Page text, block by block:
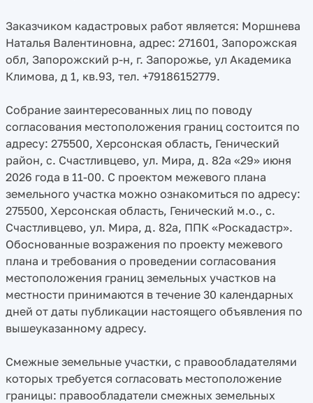
Заказчиком кадастровых работ является: Моршнева
Наталья Валентиновна, адрес: 271601, Запорожская
обл, Запорожский р-н, г. Запорожье, ул Академика
Климова, д 1, кв.93, тел. +79186152779.
Собрание заинтересованных лиц по поводу
согласования местоположения границ состоится по
адресу: 275500, Херсонская область, Генический
район, с. Счастливцево, ул. Мира, д. 82а «29» июня
2026 года в 11-00. С проектом межевого плана
земельного участка можно ознакомиться по адресу:
275500, Херсонская область, Генический м.о., с.
Счастливцево, ул. Мира, д. 82а, ППК «Роскадастр».
Обоснованные возражения по проекту межевого
плана и требования о проведении согласования
местоположения границ земельных участков на
местности принимаются в течение 30 календарных
дней от даты публикации настоящего объявления по
вышеуказанному адресу.
Смежные земельные участки, с правообладателями
которых требуется согласовать местоположение
границы: правообладатели смежных земельных